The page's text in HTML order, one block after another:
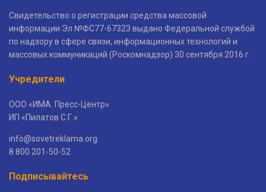
Свидетельство о регистрации средства массовой
информации Эл №ФС77-67323 выдано Федеральной службой
по надзору в сфере связи, информационных технологий и
массовых коммуникаций (Роскомнадзор) 30 сентября 2016 г.
Учредители
ООО «ИМА. Пресс-Центр»
ИП «Пилатов С.Г.»
info@sovetreklama.org
8 800 201-50-52
Подписывайтесь